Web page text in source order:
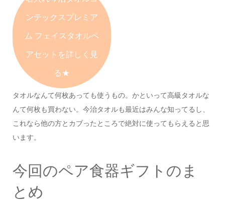
ンテックスプレミア
ム フェイスタオルペ
アセットを詳しく見
る★
タオルなんて何枚あっても使うもの。 かといって高級タオルな
んて何枚も買わない。 今治タオルも最近はみんな知ってるし、
これなら他の方とカブったところで絶対に使ってもらえると思
います。
今回のペア食器ギフトのま
とめ